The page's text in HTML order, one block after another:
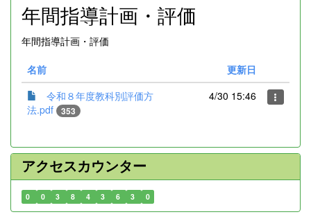
年間指導計画・評価
年間指導計画・評価
名前
更新日
令和８年度教科別評価方
法.pdf
353
4/30 15:46
アクセスカウンター
0 0 3 8 4 3 6 3 0